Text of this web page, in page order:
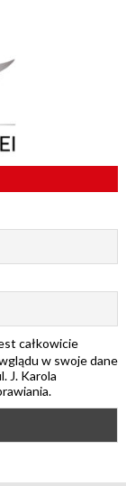
całkowicie
w swoje dane
J. Karola